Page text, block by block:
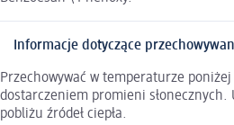
Informacje dotyczące
Przechowywać w temperaturze poniżej
dostarczeniem promieni słonecznych.
pobliżu źródeł ciepła.